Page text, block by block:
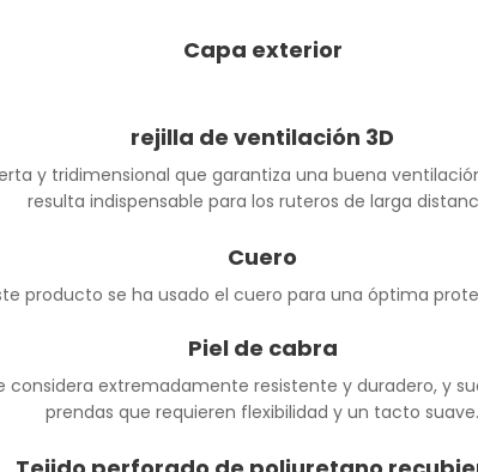
Capa exterior
rejilla de ventilación 3D
y tridimensional que garantiza una buena
resulta indispensable para los ruteros de larga
Cuero
producto se ha usado el cuero para una óptima
Piel de cabra
considera extremadamente resistente y duradero, y
prendas que requieren flexibilidad y un tacto suave.